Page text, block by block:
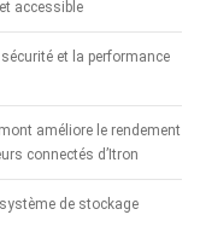
accessible
et la performance
améliore le rendement
connectés d’Itron
de stockage